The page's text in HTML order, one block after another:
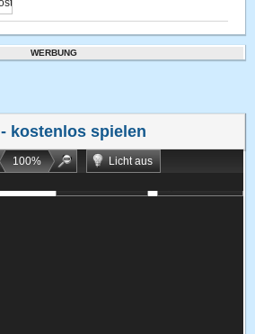
WERBUNG
- kostenlos spielen
100%
Licht aus